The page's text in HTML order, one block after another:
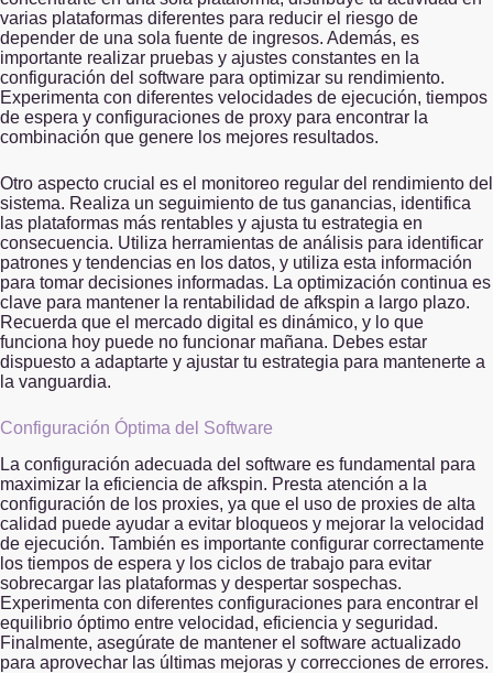
varias plataformas diferentes para reducir el riesgo de
depender de una sola fuente de ingresos. Además, es
importante realizar pruebas y ajustes constantes en la
configuración del software para optimizar su rendimiento.
Experimenta con diferentes velocidades de ejecución, tiempos
de espera y configuraciones de proxy para encontrar la
combinación que genere los mejores resultados.
Otro aspecto crucial es el monitoreo regular del rendimiento del
sistema. Realiza un seguimiento de tus ganancias, identifica
las plataformas más rentables y ajusta tu estrategia en
consecuencia. Utiliza herramientas de análisis para identificar
patrones y tendencias en los datos, y utiliza esta información
para tomar decisiones informadas. La optimización continua es
clave para mantener la rentabilidad de afkspin a largo plazo.
Recuerda que el mercado digital es dinámico, y lo que
funciona hoy puede no funcionar mañana. Debes estar
dispuesto a adaptarte y ajustar tu estrategia para mantenerte a
la vanguardia.
Configuración Óptima del Software
La configuración adecuada del software es fundamental para
maximizar la eficiencia de afkspin. Presta atención a la
configuración de los proxies, ya que el uso de proxies de alta
calidad puede ayudar a evitar bloqueos y mejorar la velocidad
de ejecución. También es importante configurar correctamente
los tiempos de espera y los ciclos de trabajo para evitar
sobrecargar las plataformas y despertar sospechas.
Experimenta con diferentes configuraciones para encontrar el
equilibrio óptimo entre velocidad, eficiencia y seguridad.
Finalmente, asegúrate de mantener el software actualizado
para aprovechar las últimas mejoras y correcciones de errores.